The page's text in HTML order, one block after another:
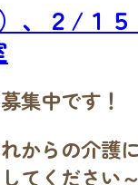
、２/１５
集中です！
からの介護
てください